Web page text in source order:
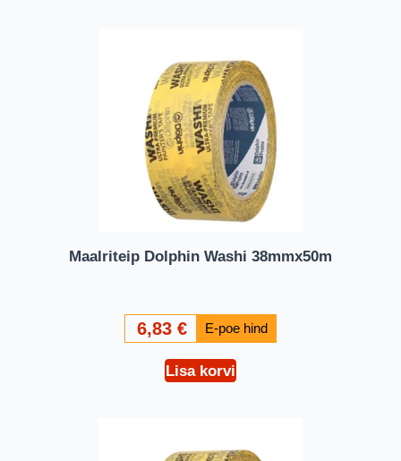
Maalriteip Dolphin Washi 38mmx50m
6,83€
Lisa korvi